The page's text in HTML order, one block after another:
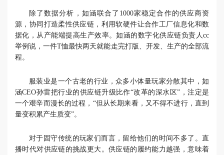
除了数据分析，如涵联合了1000家稳定合作的供应商资
源，协同打造柔性供应链，利用软硬件让合作工厂信息化和数
据化，从产能端提高生产效率。如涵的数字化供应链负责人cc
举例说，一件T恤最快两天就能走完打版、开发、生产的全部流
程。
服装业是一个古老的行业，众多小体量玩家分散其中，如
涵CEO孙雷把行业的供应链升级比作“改革的深水区”，注定是
一个艰辛而漫长的过程，“但从长期来看，又不得不进行，直到
量变积累产生质变”。
对于固守传统的玩家们而言，留给他们的时间不多了。直
播时代对供应链的挑战更大。供应链的履约能力越强，意味着